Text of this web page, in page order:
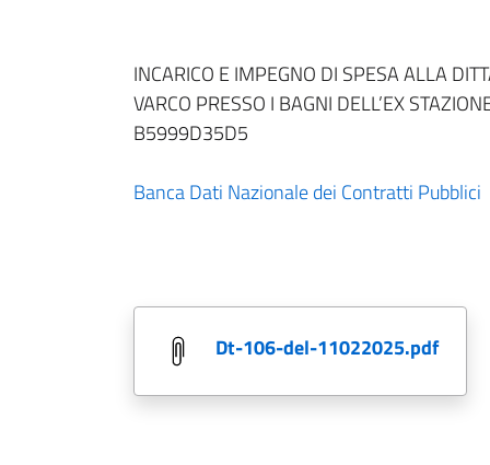
INCARICO E IMPEGNO DI SPESA ALLA
VARCO PRESSO I BAGNI DELL’EX
B5999D35D5
Banca Dati Nazionale dei Contratti Pubblici
dt-106-del-11022025.pdf